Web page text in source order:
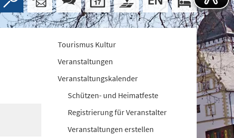
Tourismus Kultur
Veranstaltungen
Veranstaltungskalender
Schützen- und Heimatfeste
Registrierung für Veranstalter
Veranstaltungen erstellen